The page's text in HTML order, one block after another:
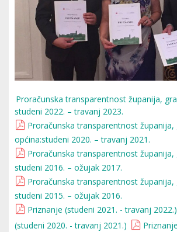
Proračunska transparentnost županija,
studeni 2022. – travanj 2023.
Proračunska transparentnost županija,
općina:studeni 2020. – travanj 2021.
Proračunska transparentnost županija,
studeni 2016. – ožujak 2017.
Proračunska transparentnost županija,
studeni 2015. – ožujak 2016.
Priznanje (studeni 2021. - travanj 2022.)
(studeni 2020. - travanj 2021.)